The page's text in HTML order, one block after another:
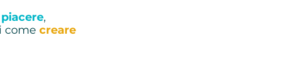
,
come creare